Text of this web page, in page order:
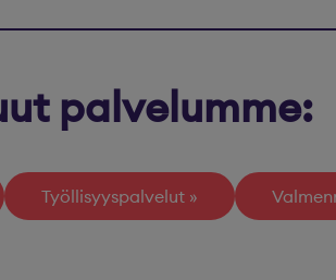
palvelumme:
Työllisyyspalvelut